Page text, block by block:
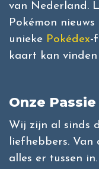
van Nederland.
Pokémon nieuws
unieke Pokédex-
kaart kan
Onze Passie
Wij zijn al sinds
liefhebbers. Van
alles er tussen